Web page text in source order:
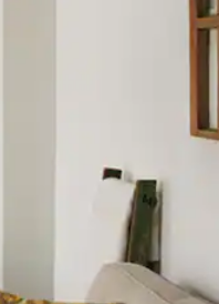
та вниз або жести дотику